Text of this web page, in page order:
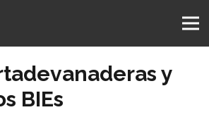
y
BIEs